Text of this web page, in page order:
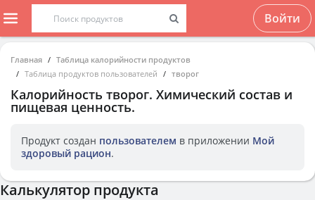
Войти
Главная
Таблица калорийности продуктов
Таблица продуктов пользователей
творог
Калорийность творог. Химический состав и
пищевая ценность.
Продукт создан пользователем в приложении Мой
здоровый рацион.
Калькулятор продукта